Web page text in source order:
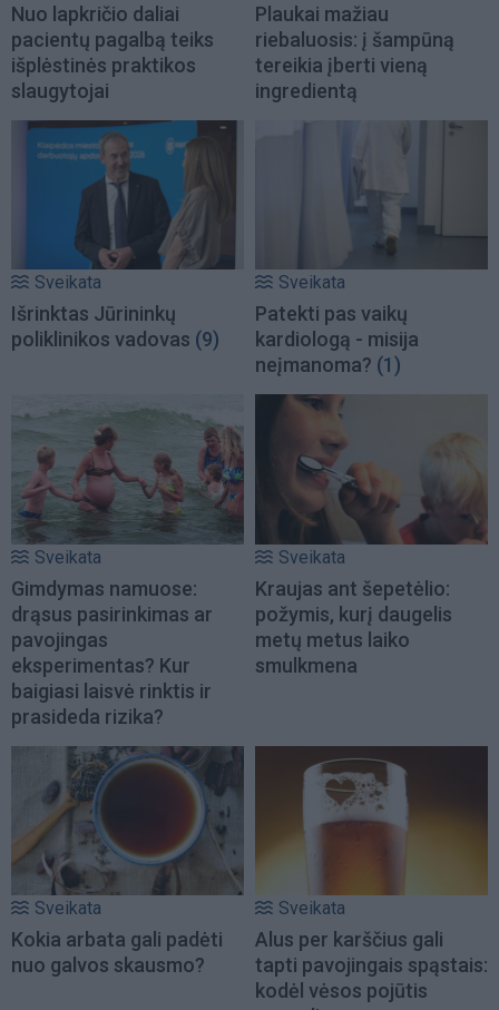
Nuo lapkričio daliai
pacientų pagalbą teiks
išplėstinės praktikos
slaugytojai
Plaukai mažiau
riebaluosis: į šampūną
tereikia įberti vieną
ingredientą
Sveikata
Išrinktas Jūrininkų
poliklinikos vadovas (9)
Sveikata
Patekti pas vaikų
kardiologą - misija
neįmanoma? (1)
Sveikata
Gimdymas namuose:
drąsus pasirinkimas ar
pavojingas
eksperimentas? Kur
baigiasi laisvė rinktis ir
prasideda rizika?
Sveikata
Kraujas ant šepetėlio:
požymis, kurį daugelis
metų metus laiko
smulkmena
Sveikata
Kokia arbata gali padėti
nuo galvos skausmo?
Sveikata
Alus per karščius gali
tapti pavojingais spąstais:
kodėl vėsos pojūtis